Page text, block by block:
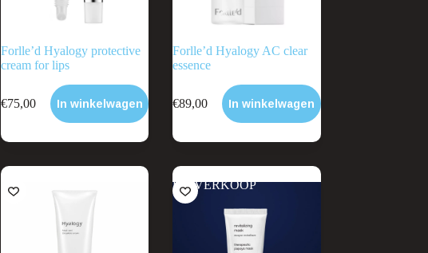
Forlle’d Hyalogy protective
cream for lips
€75,00 In winkelwagen
Forlle’d Hyalogy AC clear
essence
€89,00 In winkelwagen
UITVERKOOP